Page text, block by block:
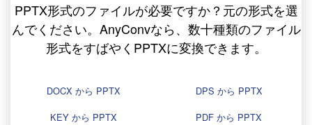
PPTX形式のファイルが必要ですか？元の形式を選
んでください。AnyConvなら、数十種類のファイル
形式をすばやくPPTXに変換できます。
DOCX から PPTX
DPS から PPTX
KEY から PPTX
PDF から PPTX